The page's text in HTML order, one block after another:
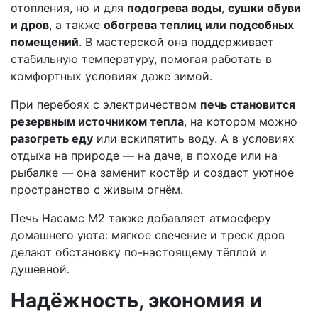
отопления, но и для подогрева воды, сушки обуви
и дров, а также обогрева теплиц или подсобных
помещений. В мастерской она поддерживает
стабильную температуру, помогая работать в
комфортных условиях даже зимой.
При перебоях с электричеством печь становится
резервным источником тепла, на котором можно
разогреть еду или вскипятить воду. А в условиях
отдыха на природе — на даче, в походе или на
рыбалке — она заменит костёр и создаст уютное
пространство с живым огнём.
Печь Насамс М2 также добавляет атмосферу
домашнего уюта: мягкое свечение и треск дров
делают обстановку по-настоящему тёплой и
душевной.
Надёжность, экономия и